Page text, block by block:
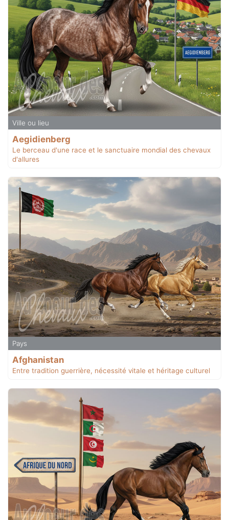
Ville ou lieu
Aegidienberg
Le berceau d'une race et le sanctuaire mondial des chevaux
d'allures
Pays
Afghanistan
Entre tradition guerrière, nécessité vitale et héritage culturel